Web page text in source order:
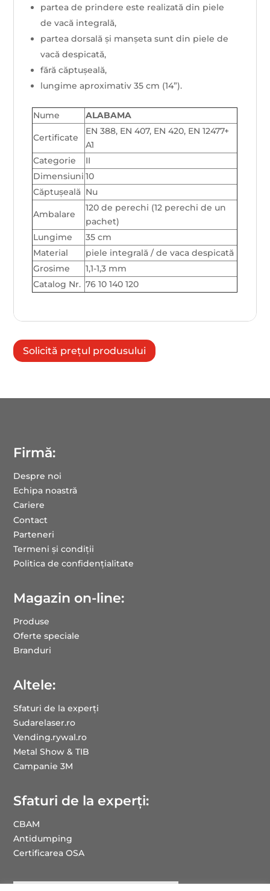
partea de prindere este realizată din piele
de vacă integrală,
partea dorsală și manșeta sunt din piele de
vacă despicată,
fără căptușeală,
lungime aproximativ 35 cm (14”).
Nume ALABAMA
Certificate
EN 388, EN 407, EN 420, EN 12477+
A1
Categorie
II
Dimensiuni 10
Căptuşeală Nu
Ambalare
120 de perechi (12 perechi de un
pachet)
Lungime
35 cm
Material
piele integrală / de vaca despicată
Grosime
1,1-1,3 mm
Catalog Nr. 76 10 140 120
Solicită prețul produsului
Firmă:
Despre noi
Echipa noastră
Cariere
Contact
Parteneri
Termeni și condiții
Politica de confidențialitate
Magazin on-line:
Produse
Oferte speciale
Branduri
Altele:
Sfaturi de la experți
Sudarelaser.ro
Vending.rywal.ro
Metal Show & TIB
Campanie 3M
Sfaturi de la experți:
CBAM
Antidumping
Certificarea OSA